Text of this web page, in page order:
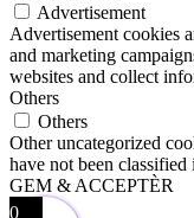
Advertisement
Advertisement cookies
and marketing
websites and collect
Others
Others
Other uncategorized
have not been classified
GEM & ACCEPTÈR
0